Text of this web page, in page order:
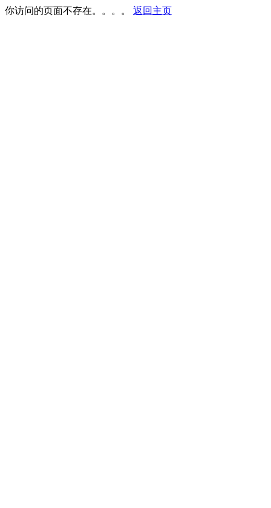
你访问的页面不存在。。。。 返回主页